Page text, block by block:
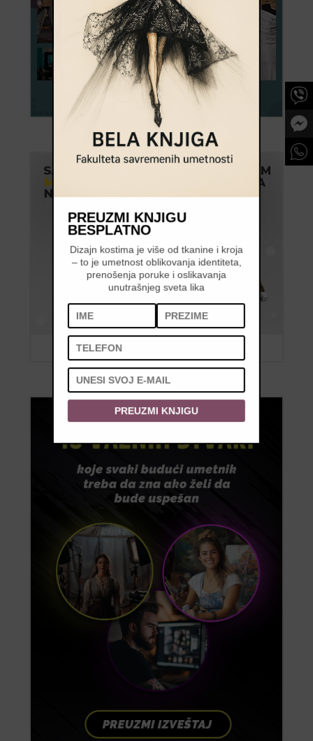
PREUZMI KNJIGU
BESPLATNO
Dizajn kostima je više od tkanine i kroja
– to je umetnost oblikovanja identiteta,
prenošenja poruke i oslikavanja
unutrašnjeg sveta lika
PREUZMI KNJIGU